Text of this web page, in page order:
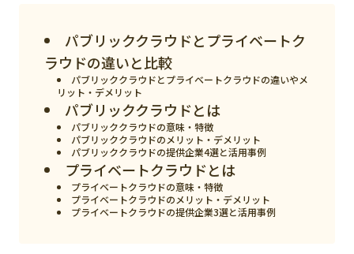
スマート物流
ニュース
デジタルサイネージ
パブリッククラウドとプライベートク
ラウドの違いと比較
パブリッククラウドとプライベートクラウドの違いやメ
リット・デメリット
パブリッククラウドとは
パブリッククラウドの意味・特徴
パブリッククラウドのメリット・デメリット
パブリッククラウドの提供企業4選と活用事例
プライベートクラウドとは
プライベートクラウドの意味・特徴
プライベートクラウドのメリット・デメリット
プライベートクラウドの提供企業3選と活用事例